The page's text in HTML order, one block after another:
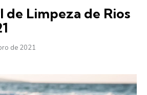
de Limpeza de Rios
de 2021